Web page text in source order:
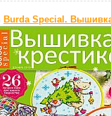
Burda Special.